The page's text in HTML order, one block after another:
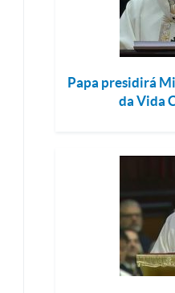
Papa presidirá
da Vida